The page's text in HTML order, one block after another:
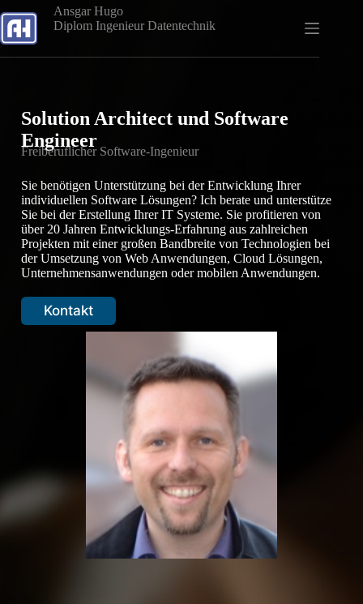
to
content
Ansgar Hugo
Diplom Ingenieur Datentechnik
Solution Architect und Software
Engineer
Freiberuflicher Software-Ingenieur
Sie benötigen Unterstützung bei der Entwicklung Ihrer
individuellen Software Lösungen? Ich berate und unterstütze
Sie bei der Erstellung Ihrer IT Systeme. Sie profitieren von
über 20 Jahren Entwicklungs-Erfahrung aus zahlreichen
Projekten mit einer großen Bandbreite von Technologien bei
der Umsetzung von Web Anwendungen, Cloud Lösungen,
Unternehmensanwendungen oder mobilen Anwendungen.
Kontakt